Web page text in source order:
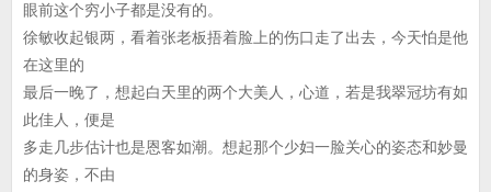
眼前这个穷小子都是没有的。
徐敏收起银两，看着张老板捂着脸上的伤口走了出去，今天怕是他
在这里的
最后一晚了，想起白天里的两个大美人，心道，若是我翠冠坊有如
此佳人，便是
多走几步估计也是恩客如潮。想起那个少妇一脸关心的姿态和妙曼
的身姿，不由